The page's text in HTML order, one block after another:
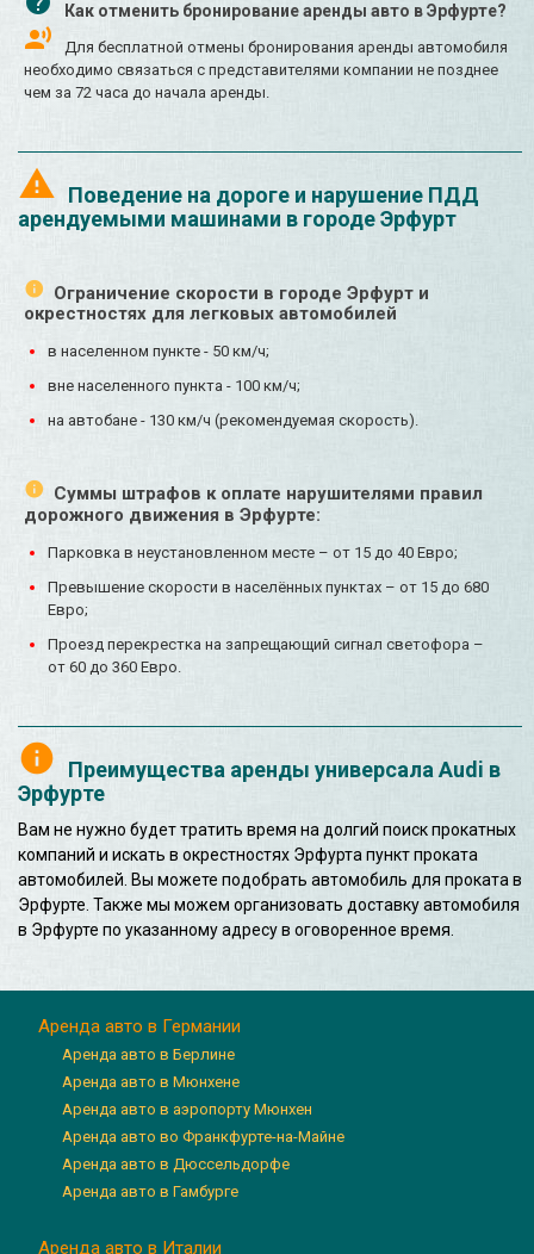
Как отменить бронирование аренды авто в Эрфурте?
Для бесплатной отмены бронирования аренды автомобиля
необходимо связаться с представителями компании не позднее
чем за 72 часа до начала аренды.
Поведение на дороге и нарушение ПДД
арендуемыми машинами в городе Эрфурт
Ограничение скорости в городе Эрфурт и
окрестностях для легковых автомобилей
в населенном пункте - 50 км/ч;
вне населенного пункта - 100 км/ч;
на автобане - 130 км/ч (рекомендуемая скорость).
Суммы штрафов к оплате нарушителями правил
дорожного движения в Эрфурте:
Парковка в неустановленном месте – от 15 до 40 Евро;
Превышение скорости в населённых пунктах – от 15 до 680
Евро;
Проезд перекрестка на запрещающий сигнал светофора –
от 60 до 360 Евро.
Преимущества аренды универсала Audi в
Эрфурте
Вам не нужно будет тратить время на долгий поиск прокатных
компаний и искать в окрестностях Эрфурта пункт проката
автомобилей. Вы можете подобрать автомобиль для проката в
Эрфурте. Также мы можем организовать доставку автомобиля
в Эрфурте по указанному адресу в оговоренное время.
Аренда авто в Германии
Аренда авто в Берлине
Аренда авто в Мюнхене
Аренда авто в аэропорту Мюнхен
Аренда авто во Франкфурте-на-Майне
Аренда авто в Дюссельдорфе
Аренда авто в Гамбурге
Аренда авто в Италии